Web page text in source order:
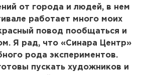
от города и людей, в нем
работает много моих
повод пообщаться и
Я рад, что «Синара Центр»
рода экспериментов.
пускать художников и